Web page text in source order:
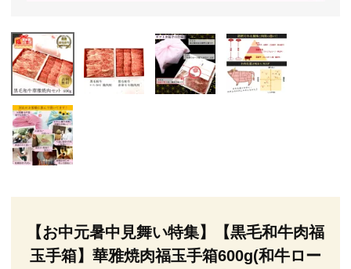
【お中元暑中見舞い特集】【黒毛和牛肉福
玉手箱】華雅焼肉福玉手箱600g(和牛ロー